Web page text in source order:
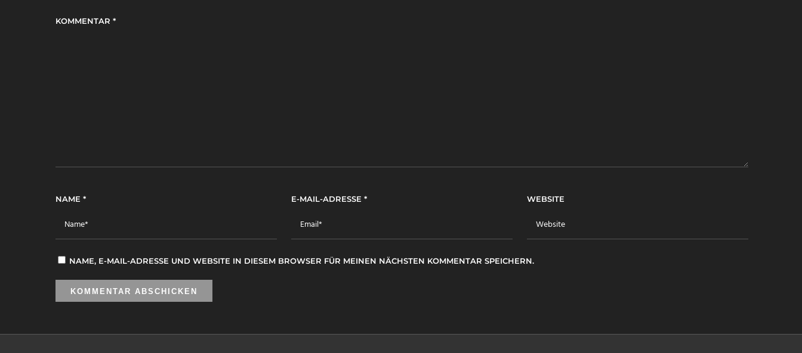
KOMMENTAR *
NAME * E-MAIL-ADRESSE * WEBSITE
NAME, E-MAIL-ADRESSE UND WEBSITE IN DIESEM BROWSER FÜR MEINEN NÄCHSTEN KOMMENTAR SPEICHERN.